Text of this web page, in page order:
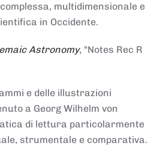
multidimensionale e
in Occidente.
Astronomy, "Notes Rec R
e delle illustrazioni
a Georg Wilhelm von
di lettura particolarmente
strumentale e comparativa.